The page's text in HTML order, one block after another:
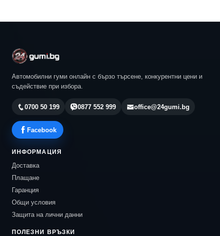
Автомобилни гуми онлайн с бързо търсене, конкурентни цени и
съдействие при избора.
0700 50 199 0877 552 999 office@24gumi.bg
Facebook
ИНФОРМАЦИЯ
Доставка
Плащане
Гаранция
Общи условия
Защита на лични данни
ПОЛЕЗНИ ВРЪЗКИ